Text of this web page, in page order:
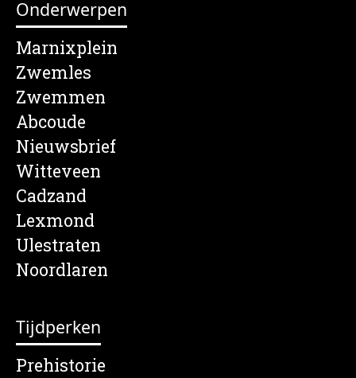
Onderwerpen
Marnixplein
Zwemles
Zwemmen
Abcoude
Nieuwsbrief
Witteveen
Cadzand
Lexmond
Ulestraten
Noordlaren
Tijdperken
Prehistorie